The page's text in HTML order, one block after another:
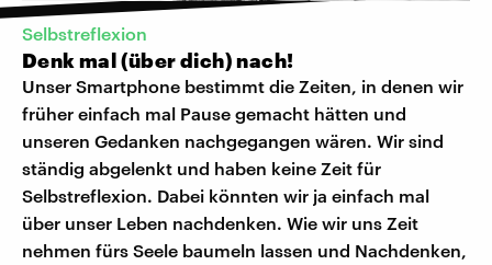
Selbstreflexion
Denk mal (über dich) nach!
Unser Smartphone bestimmt die Zeiten, in denen wir
früher einfach mal Pause gemacht hätten und
unseren Gedanken nachgegangen wären. Wir sind
ständig abgelenkt und haben keine Zeit für
Selbstreflexion. Dabei könnten wir ja einfach mal
über unser Leben nachdenken. Wie wir uns Zeit
nehmen fürs Seele baumeln lassen und Nachdenken,